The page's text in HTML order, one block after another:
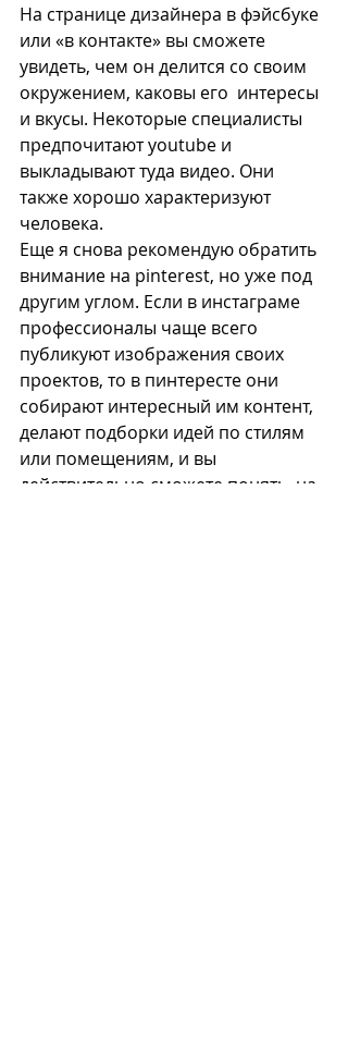
На странице дизайнера в фэйсбуке
или «в контакте» вы сможете
увидеть, чем он делится со своим
окружением, каковы его  интересы
и вкусы. Некоторые специалисты
предпочитают youtube и
выкладывают туда видео. Они
также хорошо характеризуют
человека.
Еще я снова рекомендую обратить
внимание на pinterest, но уже под
другим углом. Если в инстаграме
профессионалы чаще всего
публикуют изображения своих
проектов, то в пинтересте они
собирают интересный им контент,
делают подборки идей по стилям
или помещениям, и вы
действительно сможете понять, на